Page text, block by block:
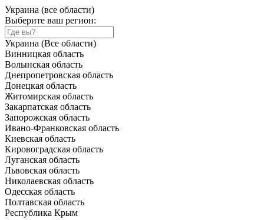
Украина (все области)
Выберите ваш регион:
Украина (Все области)
Винницкая область
Волынская область
Днепропетровская область
Донецкая область
Житомирская область
Закарпатская область
Запорожская область
Ивано-Франковская область
Киевская область
Кировоградская область
Луганская область
Львовская область
Николаевская область
Одесская область
Полтавская область
Республика Крым